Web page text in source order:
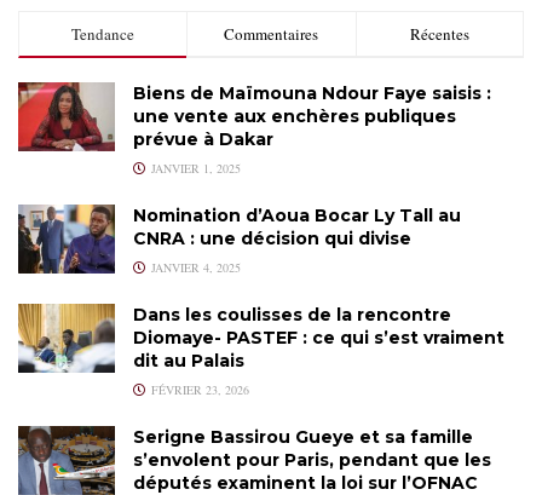
Tendance Commentaires Récentes
Biens de Maïmouna Ndour Faye saisis :
une vente aux enchères publiques
prévue à Dakar
JANVIER 1, 2025
Nomination d’Aoua Bocar Ly Tall au
CNRA : une décision qui divise
JANVIER 4, 2025
Dans les coulisses de la rencontre
Diomaye- PASTEF : ce qui s’est vraiment
dit au Palais
FÉVRIER 23, 2026
Serigne Bassirou Gueye et sa famille
s’envolent pour Paris, pendant que les
députés examinent la loi sur l’OFNAC